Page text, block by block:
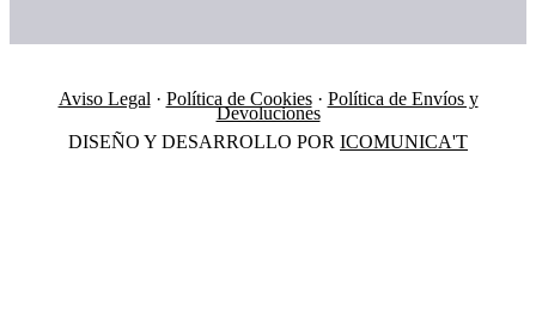
Aviso Legal · Política de Cookies· Política de Envíos y
Devoluciones
DISEÑO Y DESARROLLO POR ICOMUNICA'T